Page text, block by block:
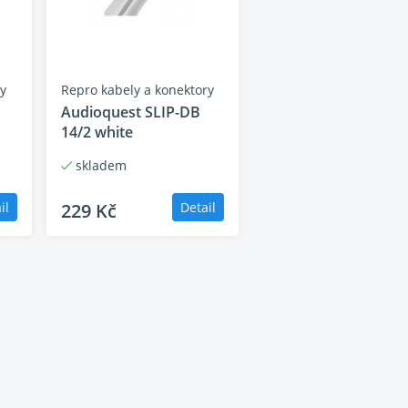
Repro kabely a konektory
Audioquest SLIP-DB
14/2 white
skladem
229 Kč Detail